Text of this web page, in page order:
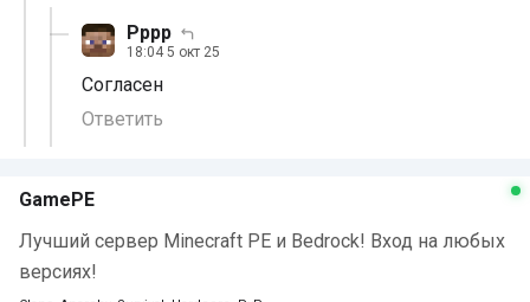
Рррр
18:04 5 окт 25
Согласен
Ответить
GamePE
Лучший сервер Minecraft PE и Bedrock! Вход на любых
версиях!